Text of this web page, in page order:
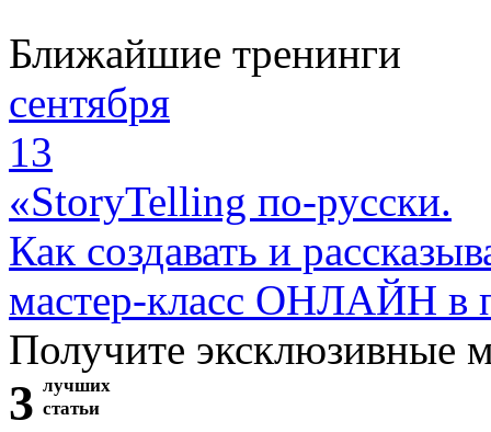
Ближайшие тренинги
сентября
13
«StoryTelling по-русски.
Как создавать и
мастер-класс ОНЛАЙН в
Получите эксклюзивные
3 лучших
статьи